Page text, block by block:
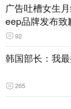
广告吐槽女生
eep品牌发布致
92
韩国部长：我
265